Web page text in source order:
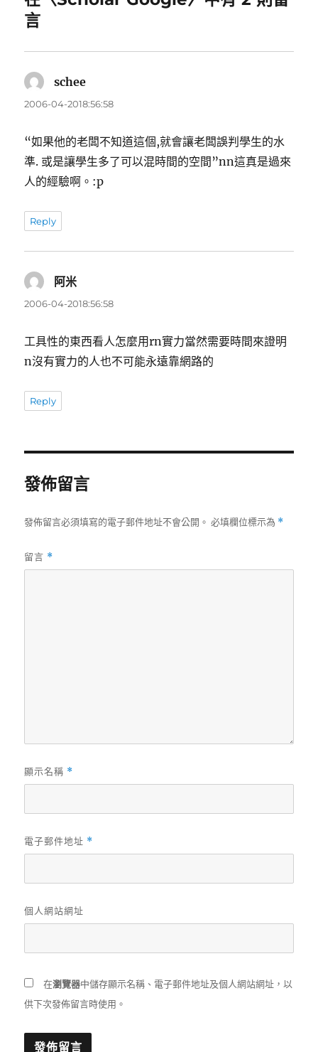
言
schee
示:
2006-04-2018:56:58
“如果他的老闆不知道這個,就會讓老闆誤判學生的水
準. 或是讓學生多了可以混時間的空間”nn這真是過來
人的經驗啊。:p
Reply
阿米
示:
2006-04-2018:56:58
工具性的東西看人怎麼用rn實力當然需要時間來證明
n沒有實力的人也不可能永遠靠網路的
Reply
發佈留言
發佈留言必須填寫的電子郵件地址不會公開。 必填欄位標示為 *
留言 *
顯示名稱 *
電子郵件地址 *
個人網站網址
在瀏覽器中儲存顯示名稱、電子郵件地址及個人網站網址，以
供下次發佈留言時使用。